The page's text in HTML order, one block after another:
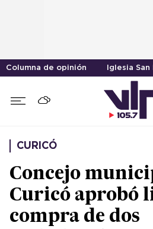
Columna de opinión Iglesia
CURICÓ
Concejo
Curicó aprobó
compra de dos